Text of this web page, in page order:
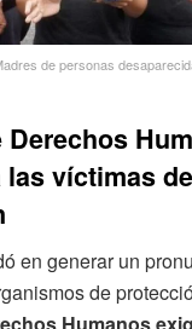
de personas
las víctimas de
en generar un
de
Humanos